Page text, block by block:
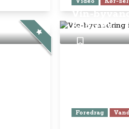
Vin-
Koblenz
Foredrag